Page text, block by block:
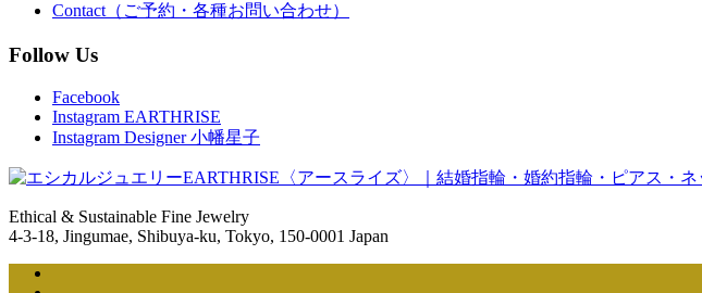
Contact（ご予約・各種お問い合わせ）
Follow Us
Facebook
Instagram EARTHRISE
Instagram Designer 小幡星子
Ethical & Sustainable Fine Jewelry
4-3-18, Jingumae, Shibuya-ku, Tokyo, 150-0001 Japan